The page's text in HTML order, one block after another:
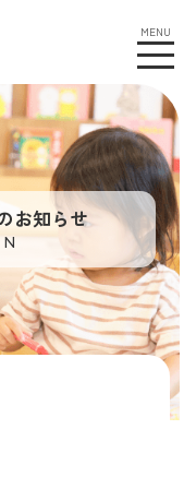
MENU
お知らせ